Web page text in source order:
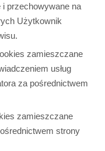
przechowywane na
Użytkownik
zamieszczane
usług
za pośrednictwem
zamieszczane
strony